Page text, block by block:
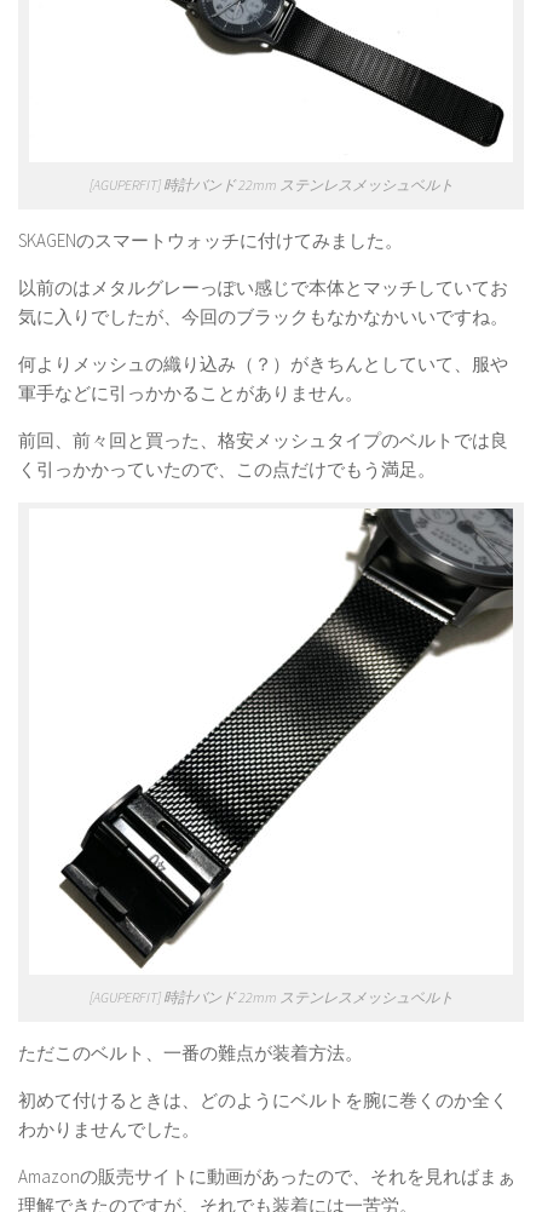
[AGUPERFIT] 時計バンド 22mm ステンレスメッシュベルト
SKAGENのスマートウォッチに付けてみました。
以前のはメタルグレーっぽい感じで本体とマッチしていてお
気に入りでしたが、今回のブラックもなかなかいいですね。
何よりメッシュの織り込み（？）がきちんとしていて、服や
軍手などに引っかかることがありません。
前回、前々回と買った、格安メッシュタイプのベルトでは良
く引っかかっていたので、この点だけでもう満足。
[AGUPERFIT] 時計バンド 22mm ステンレスメッシュベルト
ただこのベルト、一番の難点が装着方法。
初めて付けるときは、どのようにベルトを腕に巻くのか全く
わかりませんでした。
Amazonの販売サイトに動画があったので、それを見ればまぁ
理解できたのですが、それでも装着には一苦労。